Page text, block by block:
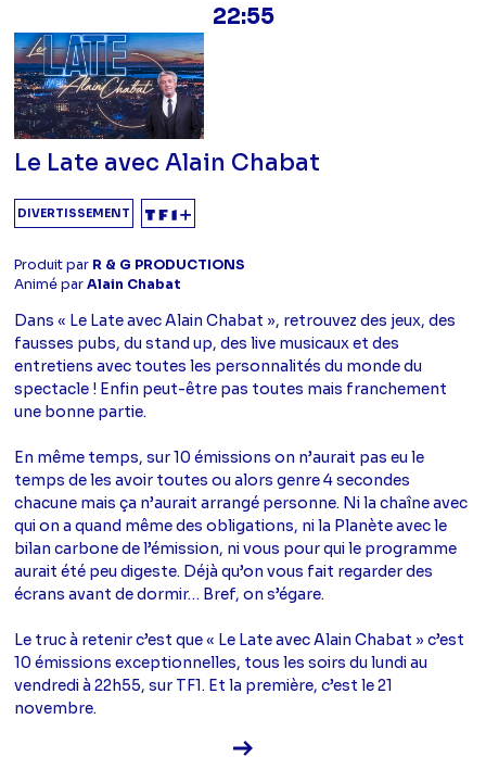
22:55
Le Late avec Alain Chabat
DIVERTISSEMENT
Produit par R & G PRODUCTIONS
Animé parAlain Chabat
Dans « Le Late avec Alain Chabat », retrouvez des jeux, des
fausses pubs, du stand up, des live musicaux et des
entretiens avec toutes les personnalités du monde du
spectacle ! Enfin peut-être pas toutes mais franchement
une bonne partie.
En même temps, sur 10 émissions on n’aurait pas eu le
temps de les avoir toutes ou alors genre 4 secondes
chacune mais ça n’aurait arrangé personne. Ni la chaîne avec
qui on a quand même des obligations, ni la Planète avec le
bilan carbone de l’émission, ni vous pour qui le programme
aurait été peu digeste. Déjà qu’on vous fait regarder des
écrans avant de dormir… Bref, on s’égare.
Le truc à retenir c’est que « Le Late avec Alain Chabat » c’est
10 émissions exceptionnelles, tous les soirs du lundi au
vendredi à 22h55, sur TF1. Et la première, c’est le 21
novembre.
Voir la fiche diffusion